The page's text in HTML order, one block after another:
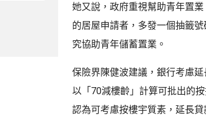
她又說，政府重視幫助青年置
的居屋申請者，多發一個抽籤
究協助青年儲蓄置業。
保險界陳健波建議，銀行考慮
以「70減樓齡」計算可批出的
認為可考慮按樓宇質素，延長